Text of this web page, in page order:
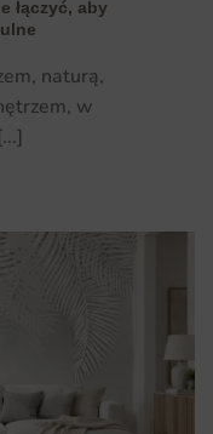
łączyć, aby
naturą,
w